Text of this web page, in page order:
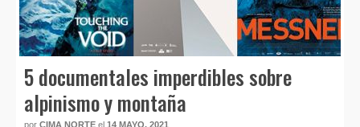
5 documentales imperdibles sobre
alpinismo y montaña
por CIMA NORTE el 14 MAYO, 2021